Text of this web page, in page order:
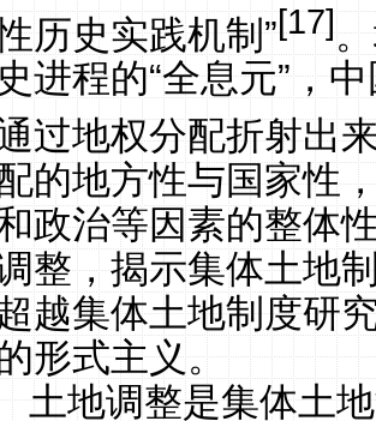
历史实践机制”[17]
进程的“全息元”，
过地权分配折射出
的地方性与国家性
政治等因素的整体
整，揭示集体土地
越集体土地制度研
形式主义。
土地调整是集体土